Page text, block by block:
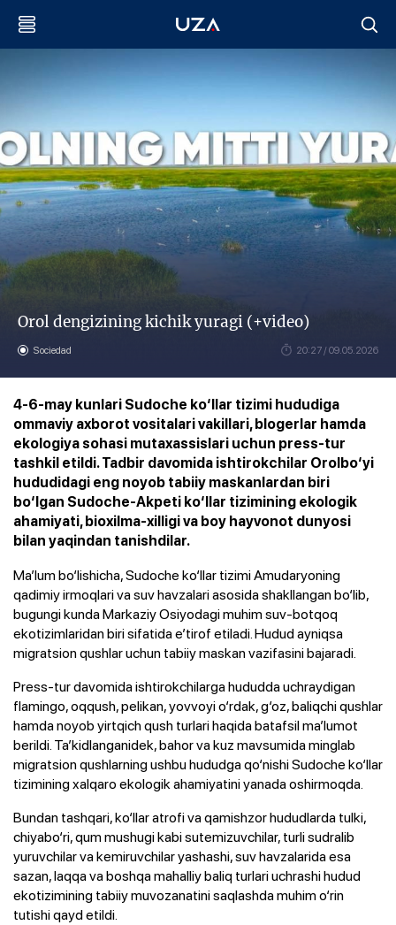
Orol dengizining kichik yuragi (+video)
Sociedad 20:27 / 09.05.2026
4-6-may kunlari Sudoche ko‘llar tizimi hududiga
ommaviy axborot vositalari vakillari, blogerlar hamda
ekologiya sohasi mutaxassislari uchun press-tur
tashkil etildi. Tadbir davomida ishtirokchilar Orolbo‘yi
hududidagi eng noyob tabiiy maskanlardan biri
bo‘lgan Sudoche-Akpeti ko‘llar tizimining ekologik
ahamiyati, bioxilma-xilligi va boy hayvonot dunyosi
bilan yaqindan tanishdilar.
Ma’lum bo‘lishicha, Sudoche ko‘llar tizimi Amudaryoning
qadimiy irmoqlari va suv havzalari asosida shakllangan bo‘lib,
bugungi kunda Markaziy Osiyodagi muhim suv-botqoq
ekotizimlaridan biri sifatida e’tirof etiladi. Hudud ayniqsa
migratsion qushlar uchun tabiiy maskan vazifasini bajaradi.
Press-tur davomida ishtirokchilarga hududda uchraydigan
flamingo, oqqush, pelikan, yovvoyi o‘rdak, g‘oz, baliqchi qushlar
hamda noyob yirtqich qush turlari haqida batafsil ma’lumot
berildi. Ta’kidlanganidek, bahor va kuz mavsumida minglab
migratsion qushlarning ushbu hududga qo‘nishi Sudoche ko‘llar
tizimining xalqaro ekologik ahamiyatini yanada oshirmoqda.
Bundan tashqari, ko‘llar atrofi va qamishzor hududlarda tulki,
chiyabo‘ri, qum mushugi kabi sutemizuvchilar, turli sudralib
yuruvchilar va kemiruvchilar yashashi, suv havzalarida esa
sazan, laqqa va boshqa mahalliy baliq turlari uchrashi hudud
ekotizimining tabiiy muvozanatini saqlashda muhim o‘rin
tutishi qayd etildi.